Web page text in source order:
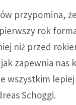
przypomina,
rok
niż przed
zapewnia nas
wszystkim
Schoggi.